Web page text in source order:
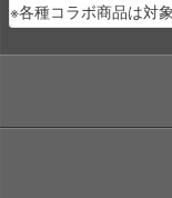
※各種コラボ商品は対象